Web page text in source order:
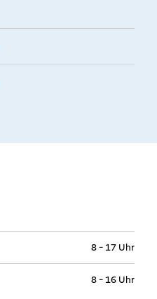
8 - 17 Uhr
8 - 16 Uhr